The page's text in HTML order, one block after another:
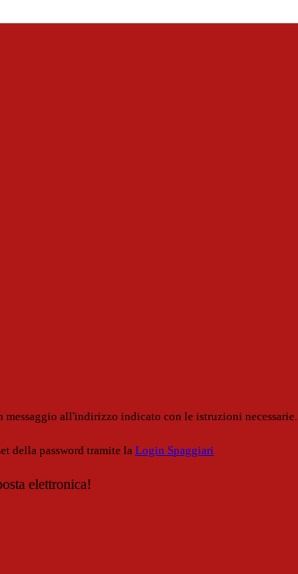
messaggio all'indirizzo indicato con le istruzioni necessarie.
della password tramite la Login Spaggiari
elettronica!